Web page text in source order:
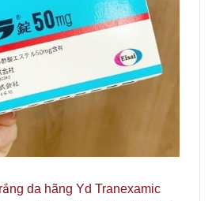
da hãng Yd Tranexamic